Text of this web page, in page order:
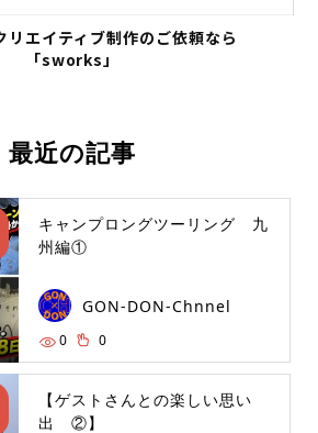
エイティブ制作のご依頼なら
「sworks」
最近の記事
キャンプロングツーリング 九
州編①
GON-DON-Chnnel
0 0
【ゲストさんとの楽しい思い
出 ②】